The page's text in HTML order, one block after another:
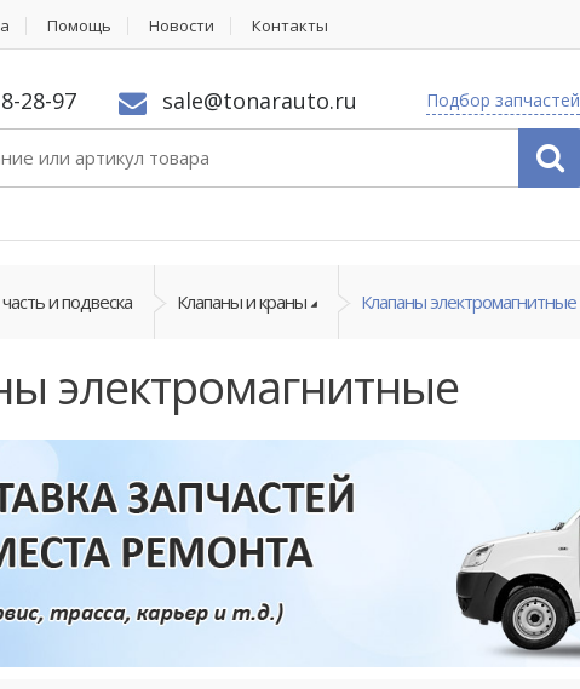
Помощь Новости Контакты
28-97 sale@tonarauto.ru Подбор запчастей
и подвеска Клапаны и краны Клапаны электромагнитные
электромагнитные